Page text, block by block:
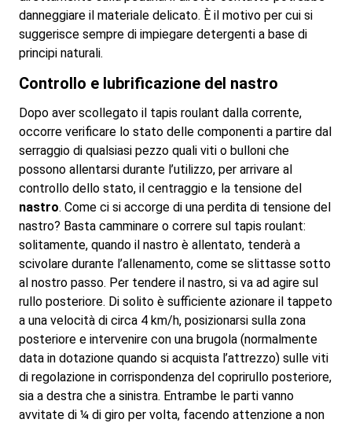
danneggiare il materiale delicato. È il motivo per cui si
suggerisce sempre di impiegare detergenti a base di
principi naturali.
Controllo e lubrificazione del nastro
Dopo aver scollegato il tapis roulant dalla corrente,
occorre verificare lo stato delle componenti a partire dal
serraggio di qualsiasi pezzo quali viti o bulloni che
possono allentarsi durante l’utilizzo, per arrivare al
controllo dello stato, il centraggio e la tensione del
nastro. Come ci si accorge di una perdita di tensione del
nastro? Basta camminare o correre sul tapis roulant:
solitamente, quando il nastro è allentato, tenderà a
scivolare durante l’allenamento, come se slittasse sotto
al nostro passo. Per tendere il nastro, si va ad agire sul
rullo posteriore. Di solito è sufficiente azionare il tappeto
a una velocità di circa 4 km/h, posizionarsi sulla zona
posteriore e intervenire con una brugola (normalmente
data in dotazione quando si acquista l’attrezzo) sulle viti
di regolazione in corrispondenza del coprirullo posteriore,
sia a destra che a sinistra. Entrambe le parti vanno
avvitate di ¼ di giro per volta, facendo attenzione a non